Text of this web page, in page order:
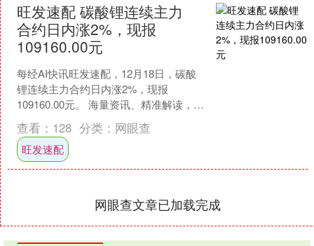
旺发速配 碳酸锂连续主力
合约日内涨2%，现报
109160.00元
每经AI快讯旺发速配，12月18日，碳酸
锂连续主力合约日内涨2%，现报
109160.00元。 海量资讯、精准解读，尽
在新浪财经APP....
查看： 128 分类： 网眼查
旺发速配
网眼查文章已加载完成